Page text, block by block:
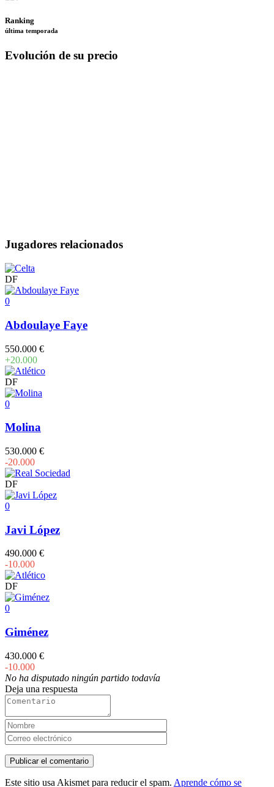
Ranking
última temporada
Evolución de su precio
Jugadores relacionados
DF
0
Abdoulaye Faye
550.000 €
+20.000
DF
0
Molina
530.000 €
-20.000
DF
0
Javi López
490.000 €
-10.000
DF
0
Giménez
430.000 €
-10.000
No ha disputado ningún partido todavía
Deja una respuesta
Este sitio usa Akismet para reducir el spam. Aprende cómo se